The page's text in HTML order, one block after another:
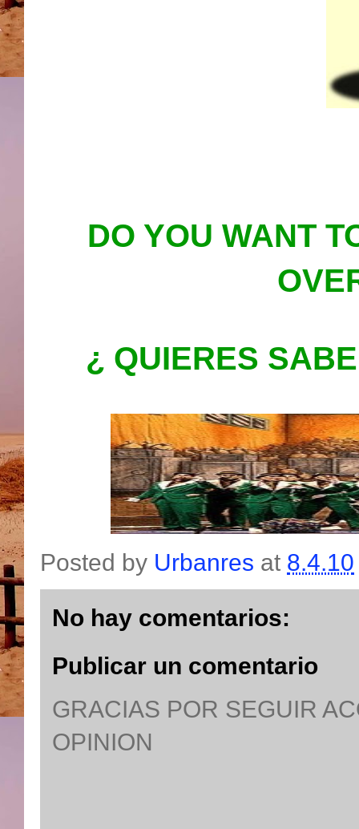
DO YOU WANT
¿ QUIERES
Posted by Urbanres at 8.4.10
No hay comentarios:
Publicar un comentario
GRACIAS POR SEGUIR
OPINION